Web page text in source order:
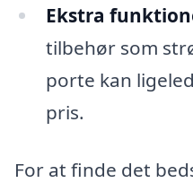
Ekstra
tilbehør som
porte kan
pris.
For at finde det